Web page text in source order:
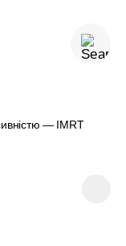
— IMRT